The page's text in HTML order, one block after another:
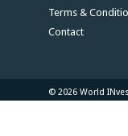
Terms &
Contact
© 2026 World